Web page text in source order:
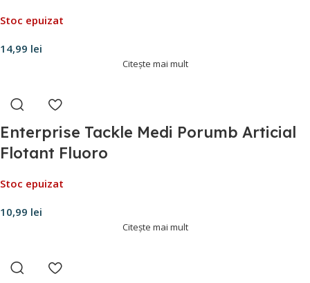
Stoc epuizat
14,99 lei
Citește mai mult
Enterprise Tackle Medi Porumb Articial
Flotant Fluoro
Stoc epuizat
10,99 lei
Citește mai mult